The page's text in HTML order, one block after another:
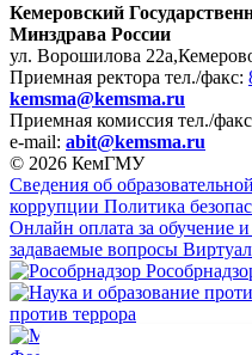
Кемеровский
Минздрава России
ул. Ворошилова 22а,
Приемная ректора тел./факс:
kemsma@kemsma.ru
Приемная комиссия тел./
e-mail: abit@kemsma.ru
© 2026 КемГМУ
Сведения об
коррупции Политика
Онлайн оплата за обучение
задаваемые вопросы
против террора